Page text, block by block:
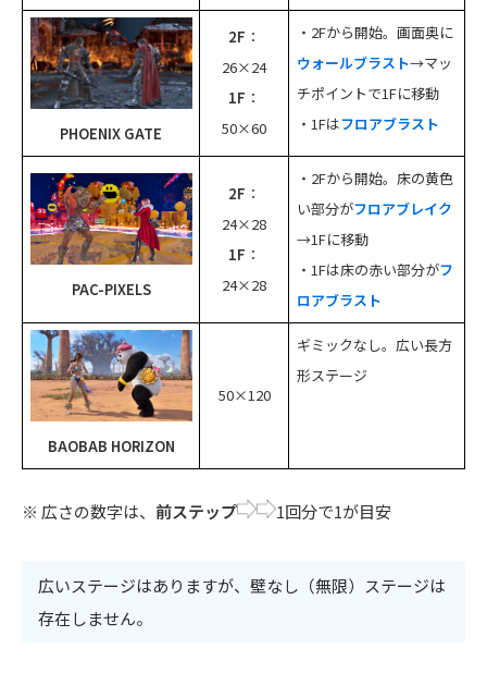
PHOENIX GATE
2F ：
26×24
1F ：
50×60
・2Fから開始。画面奥に
ウォールブラスト→マッ
チポイントで1Fに移動
・1Fはフロアブラスト
PAC-PIXELS
2F ：
24×28
1F ：
24×28
・2Fから開始。床の黄色
い部分がフロアブレイク
→1Fに移動
・1Fは床の赤い部分がフ
ロアブラスト
BAOBAB HORIZON
50×120
ギミックなし。広い長方
形ステージ
※ 広さの数字は、 前ステップ 1回分で1が目安
広いステージはありますが、壁なし（無限）ステージは
存在しません。